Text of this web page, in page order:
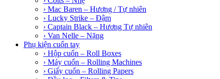
› Mac Baren – Hương / Tự nhiên
› Lucky Strike – Đậm
› Captain Black – Hương Tự nhiên
› Van Nelle – Nặng
Phụ kiện cuốn tay
› Hộp cuốn – Roll Boxes
› Máy cuốn – Rolling Machines
› Giấy cuốn – Rolling Papers